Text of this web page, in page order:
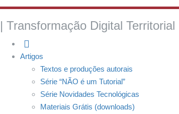
| Transformação Digital Territorial
Artigos
Textos e produções autorais
Série “NÃO é um Tutorial”
Série Novidades Tecnológicas
Materiais Grátis (downloads)